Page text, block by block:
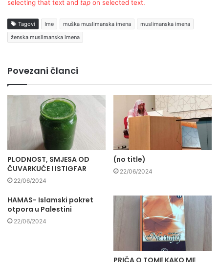
selecting that text and tap on selected text.
Tagovi Ime muška muslimanska imena
muslimanska imena
ženska muslimanska imena
Povezani članci
PLODNOST, SMJESA OD
ČUVARKUĆE I ISTIGFAR
22/06/2024
(no title)
22/06/2024
HAMAS- Islamski pokret
otpora u Palestini
22/06/2024